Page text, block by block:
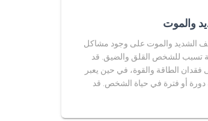
والموت
الشديد والموت على وجود مشاكل
تسبب للشخص القلق والضيق. قد
فقدان الطاقة والقوة، في حين يعبر
دورة أو فترة في حياة الشخص. قد